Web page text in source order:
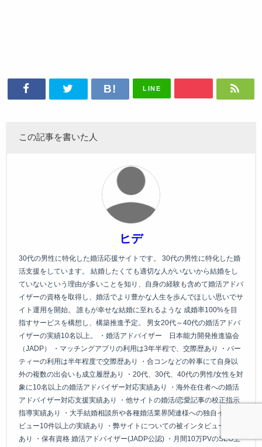
LINE
この記事を書いた人
ヒデ
30代の男性に特化した婚活応援サイトです。 30代の男性に特化した婚
活支援をしています。 結婚したくても適切な人がいないから結婚をし
ていないという理由が多いことを知り、自身の経験も含めて婚活アドバ
イザーの資格を取得し、婚活でより豊かな人生を歩んでほしい思いでサ
イト運用を開始。 誰もが幸せな結婚に至れるような 成婚率100%を目
指すサービスを構想し、構築推進予定。 男女20代～40代の婚活アドバ
イザーの実績10名以上。 ・婚活アドバイザー 日本能力開発推進協会
（JADP） ・マッチングアプリの利用は3年半程で、交際歴あり ・パー
ティーの利用は半年程度で交際歴あり ・合コンなどの幹事にて自身以
外の複数の出会いも成立履歴あり ・20代、30代、40代の男性/女性を対
象に10名以上の婚活アドバイザー対応実績あり ・海外在住者への婚活
アドバイザー対応支援実績あり ・他サイトの婚活/恋愛記事の校正指示
指導実績あり ・大手結婚相談所や各種婚活業界関連様への独自インタ
ビュー10件以上の実績あり ・弊サイトについての被インタビュー実績
あり ・保有資格 婚活アドバイザー(JADP公認) ・月間10万PVのSEO上